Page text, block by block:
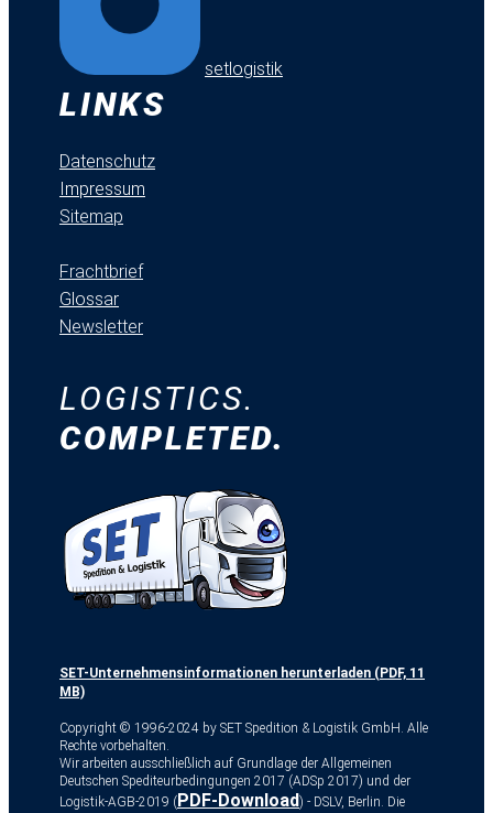
setlogistik
LINKS
Datenschutz
Impressum
Sitemap
Frachtbrief
Glossar
Newsletter
LOGISTICS.
COMPLETED.
SET-Unternehmensinformationen herunterladen (PDF, 11
MB)
Copyright © 1996-2024 by SET Spedition & Logistik GmbH. Alle
Rechte vorbehalten.
Wir arbeiten ausschließlich auf Grundlage der Allgemeinen
Deutschen Spediteurbedingungen 2017 (ADSp 2017) und der
Logistik-AGB-2019 (PDF-Download) - DSLV, Berlin. Die